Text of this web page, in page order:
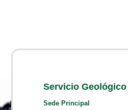
Servicio
Sede Principal